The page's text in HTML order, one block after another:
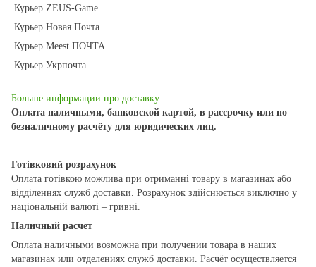
Курьер ZEUS-Game
Курьер Новая Почта
Курьер Meest ПОЧТА
Курьер Укрпочта
Больше информации про доставку
Оплата наличными, банковской картой, в рассрочку или по
безналичному расчёту для юридических лиц.
Готівковий розрахунок
Оплата готівкою можлива при отриманні товару в магазинах або
відділеннях служб доставки. Розрахунок здійснюється виключно у
національній валюті – гривні.
Наличный расчет
Оплата наличными возможна при получении товара в наших
магазинах или отделениях служб доставки. Расчёт осуществляется